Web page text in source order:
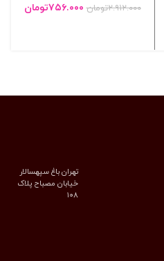
۲.۹۱۲.۰۰۰تومان ۷۵۶.۰۰۰تومان
تهران باغ سپهسالار
خیابان مصباح پلاک
۱۰۸